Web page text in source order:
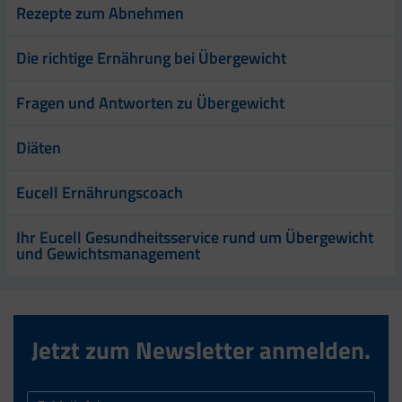
Rezepte zum Abnehmen
Die richtige Ernährung bei Übergewicht
Fragen und Antworten zu Übergewicht
Diäten
Eucell Ernährungscoach
Ihr Eucell Gesundheitsservice rund um Übergewicht
und Gewichtsmanagement
Jetzt zum Newsletter anmelden.